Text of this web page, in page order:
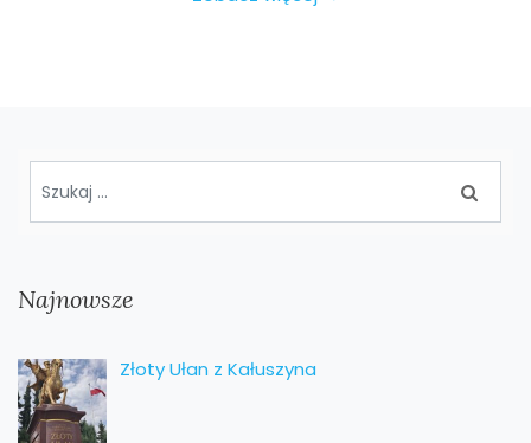
Najnowsze
Złoty Ułan z Kałuszyna